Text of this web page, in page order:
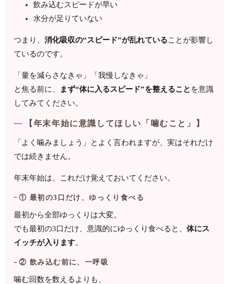
飲み込むスピードが早い
水分が足りていない
つまり、消化吸収の“スピード”が乱れていることが影響し
ているのです。
「量を減らさなきゃ」「我慢しなきゃ」
と焦る前に、
まず“体に入るスピード”を整えること を意識
してみてください。
【年末年始に意識してほしい「噛むこと」】
「よく噛みましょう」とよく言われますが、実はそれだけ
では続きません。
年末年始は、これだけ覚えておいてください。
① 最初の3口だけ、ゆっくり食べる
最初から全部ゆっくりは大変。
でも最初の3口だけ、意識的にゆっくり食べると、体にス
イッチが入ります。
② 飲み込む前に、一呼吸
噛む回数を数えるよりも、